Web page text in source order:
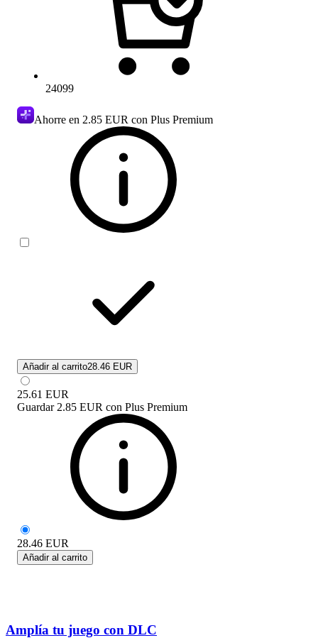
24099
Ahorre en 2.85 EUR con Plus Premium
Añadir al carrito28.46 EUR
25.61 EUR
Guardar 2.85 EUR con Plus Premium
28.46 EUR
Añadir al carrito
Amplía tu juego con DLC